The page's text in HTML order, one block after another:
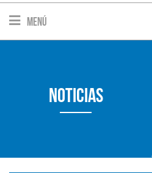
Menú
Noticias